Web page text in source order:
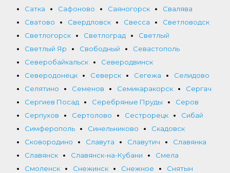
Сатка
Сафоново Саяногорск
Свалява
Сватово
Свердловск Свесса
Светловодск
Светлогорск
Светлоград
Светлый
Светлый Яр
Свободный
Севастополь
Северобайкальск
Северодвинск
Северодонецк
Северск Сегежа
Селидово
Селятино
Семенов Семикаракорск
Сергач
Сергиев Посад
Серебряные Пруды
Серов
Серпухов
Сертолово Сестрорецк
Сибай
Симферополь
Синельниково
Скадовск
Сковородино
Славута Славутич
Славянка
Славянск
Славянск-на-Кубани
Смела
Смоленск
Снежинск Снежное
Снятын